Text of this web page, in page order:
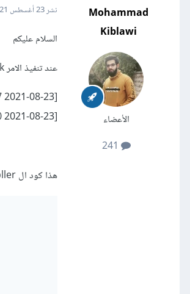
Mohammad
Kiblawi
الأعضاء
نشر23 أغسطس 2021
السلام عليكم
عند تنفيذ الامر php artisan queue:work يظهر هذا الخطئ
[2021-08-23 15:03:47][4] Processing: App\Jobs\CompanyMail
[2021-08-23 15:04:00][4] Failed: App\Jobs\CompanyMail
هذا كود ال controller